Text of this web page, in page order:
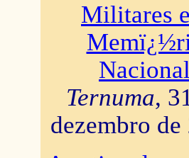
Militares
Nacional
Ternuma,
dezembro de